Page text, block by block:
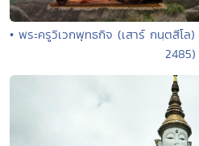
• พระครูวิเวกพุทธกิจ (เสาร์ กนฺตสีโ
2485)